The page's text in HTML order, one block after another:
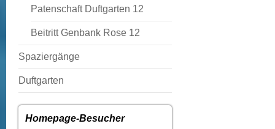
Patenschaft Duftgarten 12
Beitritt Genbank Rose 12
Spaziergänge
Duftgarten
Homepage-Besucher